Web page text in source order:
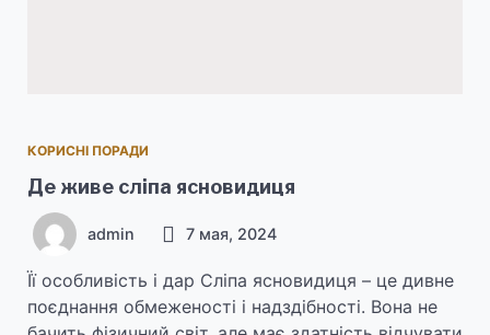
КОРИСНІ ПОРАДИ
Де живе сліпа ясновидиця
admin 7 мая, 2024
Її особливість і дар Сліпа ясновидиця – це дивне
поєднання обмеженості і надздібності. Вона не